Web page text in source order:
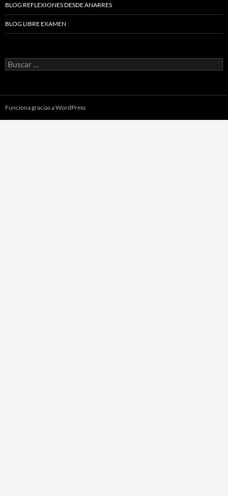
BLOG REFLEXIONES DESDE ANARRES
BLOG LIBRE EXAMEN
Buscar:
Funciona gracias a WordPress